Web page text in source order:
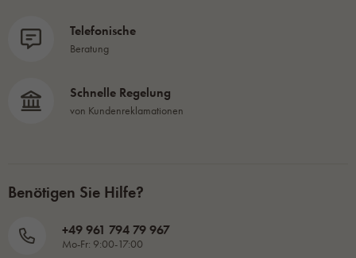
Telefonische
Beratung
Schnelle Regelung
von Kundenreklamationen
Benötigen Sie Hilfe?
+49 961 794 79 967
Mo-Fr: 9:00-17:00